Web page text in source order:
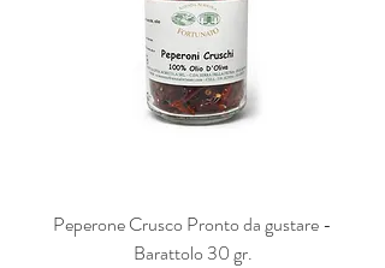
Peperone Crusco Pronto da gustare -
Barattolo 30 gr.